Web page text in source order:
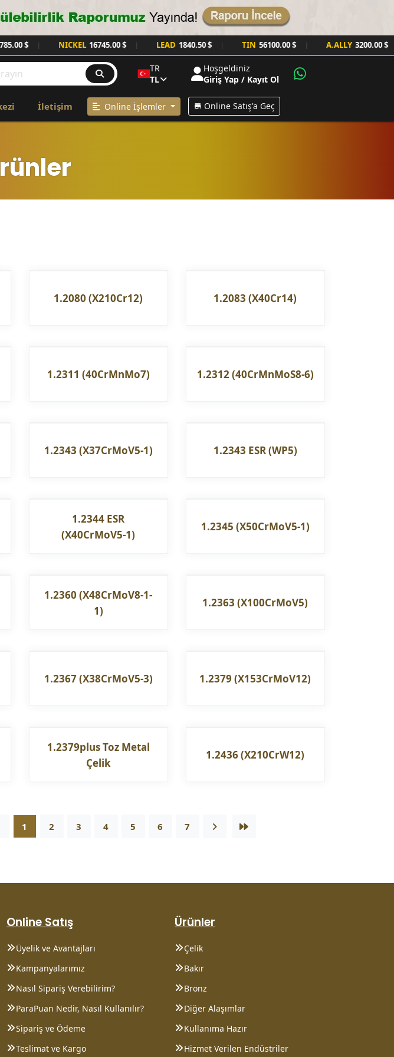
$ | NICKEL 16745.00 $ | LEAD 1840.50 $ | TIN 56100.00 $ | A.ALLY 3200.00 $ |
TR
TL
Hoşgeldiniz
Giriş Yap / Kayıt Ol
İletişim Online İşlemler Online Satış'a Geç
1.2080 (X210Cr12) 1.2083 (X40Cr14)
1.2311 (40CrMnMo7) 1.2312 (40CrMnMoS8-6)
1.2343 (X37CrMoV5-1) 1.2343 ESR (WP5)
1.2344 ESR
(X40CrMoV5-1)
1.2345 (X50CrMoV5-1)
1.2360 (X48CrMoV8-1-
1)
1.2363 (X100CrMoV5)
1.2367 (X38CrMoV5-3) 1.2379 (X153CrMoV12)
1.2379plus Toz Metal
Çelik
1.2436 (X210CrW12)
1 2 3 4 5 6 7
Online Satış
Üyelik ve Avantajları
Kampanyalarımız
Nasıl Sipariş Verebilirim?
ParaPuan Nedir, Nasıl Kullanılır?
Sipariş ve Ödeme
Teslimat ve Kargo
Ürünler
Çelik
Bakır
Bronz
Diğer Alaşımlar
Kullanıma Hazır
Hizmet Verilen Endüstriler